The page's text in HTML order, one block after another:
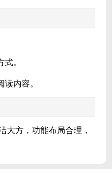
。
内容。
大方，功能布局合理，